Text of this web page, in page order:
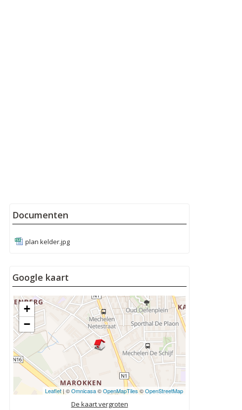
Documenten
plan kelder.jpg
Google kaart
+
−
Leaflet| ©Omnicasa©OpenMapTiles©OpenStreetMap
De kaart vergroten